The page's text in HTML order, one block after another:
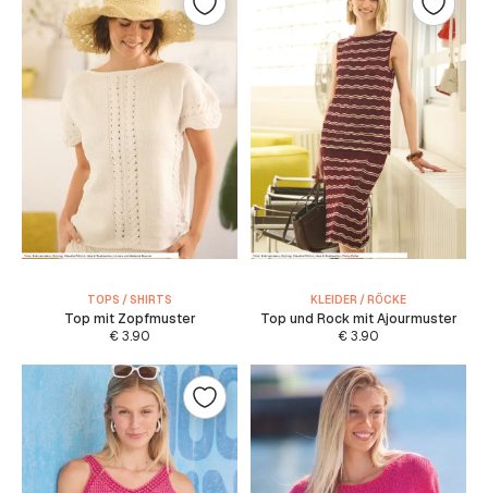
TOPS / SHIRTS
Top mit Zopfmuster
€3.90
KLEIDER / RÖCKE
Top und Rock mit Ajourmuster
€3.90